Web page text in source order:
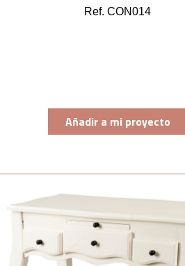
Ref. CON014
Añadir a mi proyecto